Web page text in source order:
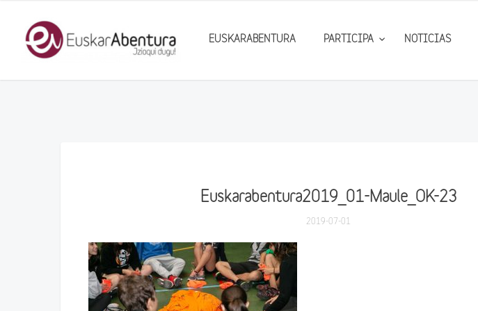
EUSKARABENTURA PARTICIPA NOTICIAS
Euskarabentura2019_01-Maule_OK-23
2019-07-01